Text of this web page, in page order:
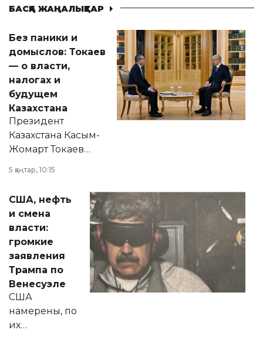
БАСҚА ЖАҢАЛЫҚТАР
Без паники и
домыслов: Токаев
— о власти,
налогах и
будущем
Казахстана
Президент
Казахстана Касым-
Жомарт Токаев
сразу несколько
актуальных тем —
от слухов о
политических
реформах до
вопросов армии,
экономики и
личного здоровья.
5 қаңтар, 10:15
США, нефть
и смена
власти:
громкие
заявления
Трампа по
Венесуэле
США
намерены, по
их